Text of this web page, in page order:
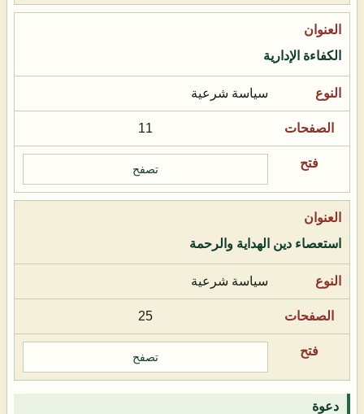
الكفاءة الإدارية
سياسة شرعية
11
تصفح
استعصاء دين الهداية والرحمة
سياسة شرعية
25
تصفح
دعوة